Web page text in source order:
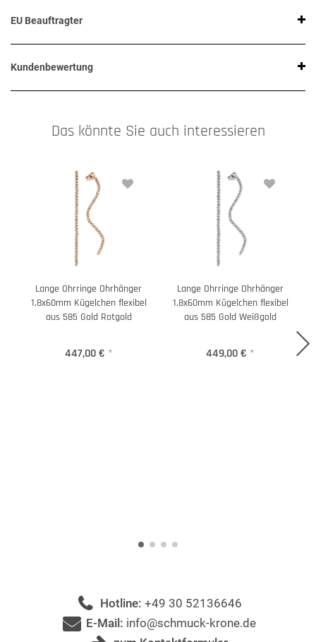
EU Beauftragter
Kundenbewertung
Das könnte Sie auch interessieren
Lange Ohrringe Ohrhänger
1,8x60mm Kügelchen flexibel
aus 585 Gold Rotgold
447,00 € *
Lange Ohrringe Ohrhänger
1,8x60mm Kügelchen flexibel
aus 585 Gold Weißgold
449,00 € *
Hotline: +49 30 52136646
E-Mail: info@schmuck-krone.de